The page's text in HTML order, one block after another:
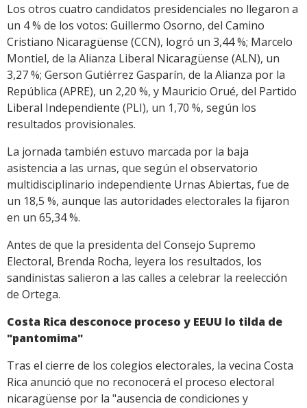
Los otros cuatro candidatos presidenciales no llegaron a
un 4 % de los votos: Guillermo Osorno, del Camino
Cristiano Nicaragüense (CCN), logró un 3,44 %; Marcelo
Montiel, de la Alianza Liberal Nicaragüense (ALN), un
3,27 %; Gerson Gutiérrez Gasparín, de la Alianza por la
República (APRE), un 2,20 %, y Mauricio Orué, del Partido
Liberal Independiente (PLI), un 1,70 %, según los
resultados provisionales.
La jornada también estuvo marcada por la baja
asistencia a las urnas, que según el observatorio
multidisciplinario independiente Urnas Abiertas, fue de
un 18,5 %, aunque las autoridades electorales la fijaron
en un 65,34 %.
Antes de que la presidenta del Consejo Supremo
Electoral, Brenda Rocha, leyera los resultados, los
sandinistas salieron a las calles a celebrar la reelección
de Ortega.
Costa Rica desconoce proceso y EEUU lo tilda de
"pantomima"
Tras el cierre de los colegios electorales, la vecina Costa
Rica anunció que no reconocerá el proceso electoral
nicaragüense por la "ausencia de condiciones y